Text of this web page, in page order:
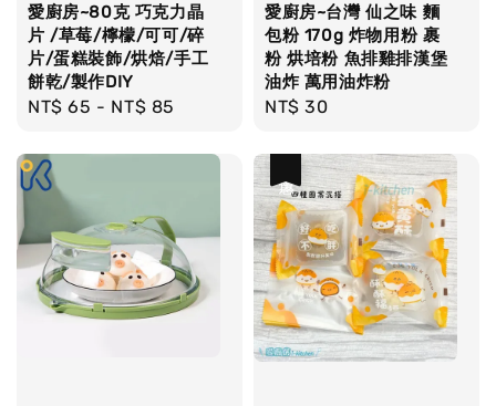
愛廚房~80克 巧克力晶
片 /草莓/檸檬/可可/碎
片/蛋糕裝飾/烘焙/手工
餅乾/製作DIY
Regular
NT$ 65 - NT$ 85
愛廚房~台灣 仙之味 麵
包粉 170g 炸物用粉 裹
粉 烘培粉 魚排雞排漢堡
油炸 萬用油炸粉
Regular
NT$ 30